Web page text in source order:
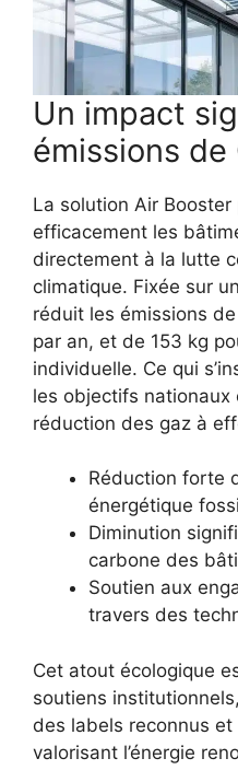
Un impact
émissions de
La solution Air
efficacement les
directement à la lutte
climatique. Fixée sur
réduit les émissions de
par an, et de 153 kg
individuelle. Ce qui
les objectifs nationaux
réduction des gaz à
Réduction forte
énergétique
Diminution
carbone des
Soutien aux
travers des
Cet atout écologique
soutiens
des labels reconnus
valorisant l’énergie